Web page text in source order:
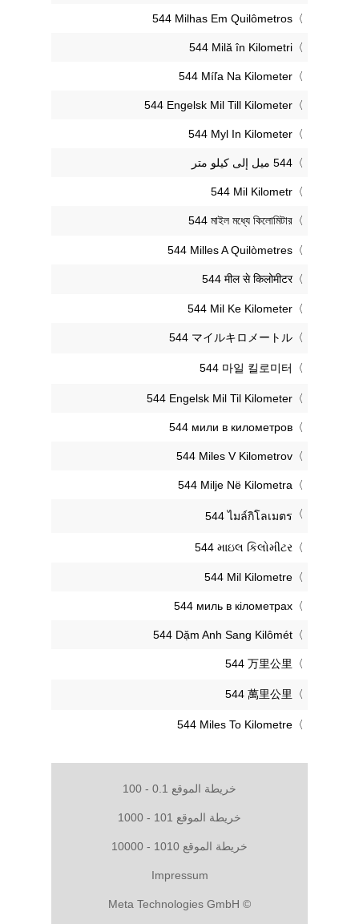
‎544 Milhas Em Quilômetros
‎544 Milă în Kilometri
‎544 Míľa Na Kilometer
‎544 Engelsk Mil Till Kilometer
‎544 Myl In Kilometer
‎544 Mil Kilometr
‎544 মাইল মধ্যে কিলোমিটার
‎544 Milles A Quilòmetres
‎544 मील से किलोमीटर
‎544 Mil Ke Kilometer
‎544 マイルキロメートル
‎544 마일 킬로미터
‎544 Engelsk Mil Til Kilometer
‎544 мили в километров
‎544 Miles V Kilometrov
‎544 Milje Në Kilometra
‎544 ไมล์กิโลเมตร
‎544 માઇલ કિલોમીટર
‎544 Mil Kilometre
‎544 миль в кілометрах
‎544 Dặm Anh Sang Kilômét
‎544 万里公里
‎544 萬里公里
‎544 Miles To Kilometre
خريطة الموقع 0.1 - 100
خريطة الموقع 101 - 1000
خريطة الموقع 1010 - 10000
Impressum
© Meta Technologies GmbH